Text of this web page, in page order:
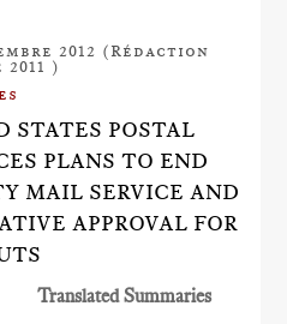
2012 (Rédaction
)
STATES POSTAL
PLANS TO END
MAIL SERVICE AND
APPROVAL FOR
Translated Summaries